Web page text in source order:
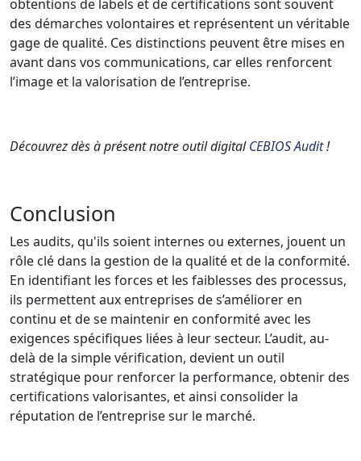
obtentions de labels et de certifications sont souvent
des démarches volontaires et représentent un véritable
gage de qualité. Ces distinctions peuvent être mises en
avant dans vos communications, car elles renforcent
l’image et la valorisation de l’entreprise.
Découvrez dès à présent notre outil digitalCEBIOS Audit!
Conclusion
Les audits, qu'ils soient internes ou externes, jouent un
rôle clé dans la gestion de la qualité et de la conformité.
En identifiant les forces et les faiblesses des processus,
ils permettent aux entreprises de s’améliorer en
continu et de se maintenir en conformité avec les
exigences spécifiques liées à leur secteur. L’audit, au-
delà de la simple vérification, devient un outil
stratégique pour renforcer la performance, obtenir des
certifications valorisantes, et ainsi consolider la
réputation de l’entreprise sur le marché.